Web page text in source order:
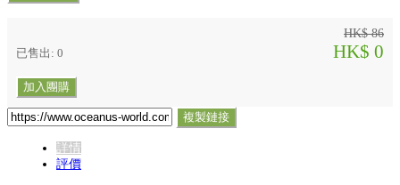
HK$ 86
已售出: 0 HK$ 0
加入團購
複製鏈接
詳情
評價